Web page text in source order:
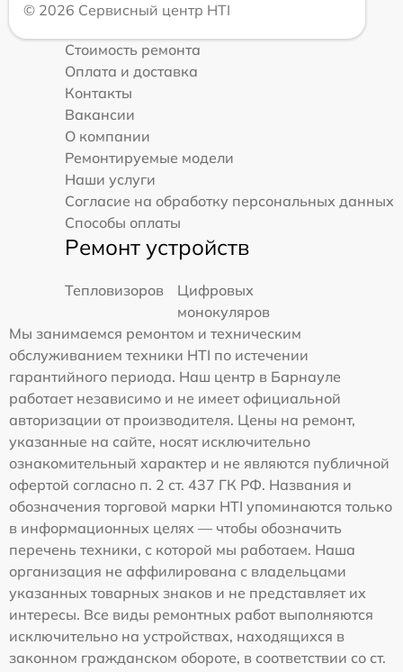
© 2026 Сервисный центр HTI
Стоимость ремонта
Оплата и доставка
Контакты
Вакансии
О компании
Ремонтируемые модели
Наши услуги
Согласие на обработку персональных данных
Способы оплаты
Ремонт устройств
Тепловизоров
Цифровых
монокуляров
Мы занимаемся ремонтом и техническим
обслуживанием техники HTI по истечении
гарантийного периода. Наш центр в Барнауле
работает независимо и не имеет официальной
авторизации от производителя. Цены на ремонт,
указанные на сайте, носят исключительно
ознакомительный характер и не являются публичной
офертой согласно п. 2 ст. 437 ГК РФ. Названия и
обозначения торговой марки HTI упоминаются только
в информационных целях — чтобы обозначить
перечень техники, с которой мы работаем. Наша
организация не аффилирована с владельцами
указанных товарных знаков и не представляет их
интересы. Все виды ремонтных работ выполняются
исключительно на устройствах, находящихся в
законном гражданском обороте, в соответствии со ст.